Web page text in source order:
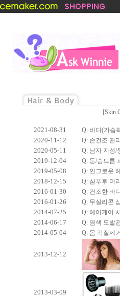
[Skin
2021-08-31 Q: 바디(가슴
2020-11-12 Q: 손건조 관
2020-05-11 Q: 남자 지성/
2019-12-04 Q: 등/슴드름
2019-05-08 Q: 인그로운
2018-12-15 Q: 샴푸후 머
2016-01-30 Q: 건조한 바
2016-01-26 Q: 무실리콘
2014-07-25 Q: 헤어케어
2014-06-17 Q: 염색 모발
2014-05-04 Q: 몸 각질제
2013-12-12
2013-03-09